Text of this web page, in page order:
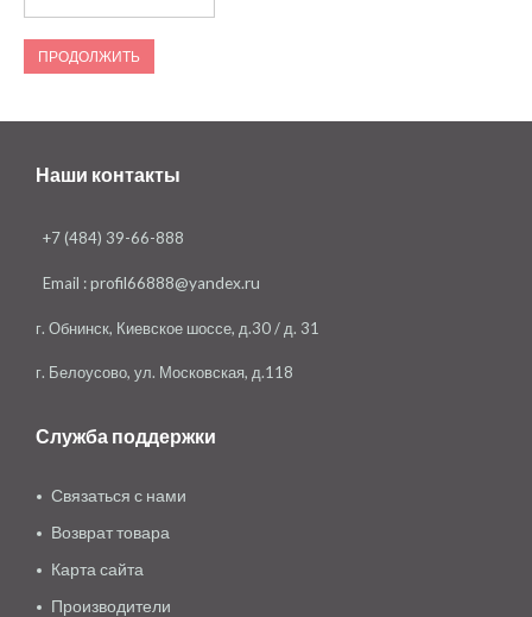
ПРОДОЛЖИТЬ
Наши контакты
+7 (484) 39-66-888
Email :profil66888@yandex.ru
г. Обнинск, Киевское шоссе, д.30 / д. 31
г. Белоусово, ул. Московская, д.118
Служба поддержки
Связаться с нами
Возврат товара
Карта сайта
Производители